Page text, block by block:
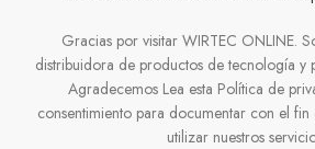
Gracias por visitar WIRTEC ONLINE.
distribuidora de productos de tecnología y
Agradecemos Lea esta Política de
consentimiento para documentar con el
utilizar nuestros